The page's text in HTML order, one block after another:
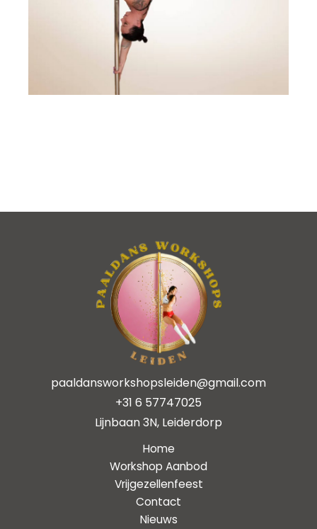
paaldansworkshopsleiden@gmail.com
+31 6 57747025
Lijnbaan 3N, Leiderdorp
Home
Workshop Aanbod
Vrijgezellenfeest
Contact
Nieuws